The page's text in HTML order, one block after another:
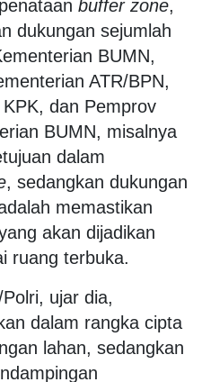
buffer zone,
dukungan sejumlah
BUMN,
ATR/BPN,
dan Pemprov
BUMN, misalnya
dalam
, sedangkan dukungan
memastikan
akan dijadikan
ruang terbuka.
ujar dia,
dalam rangka cipta
lahan, sedangkan